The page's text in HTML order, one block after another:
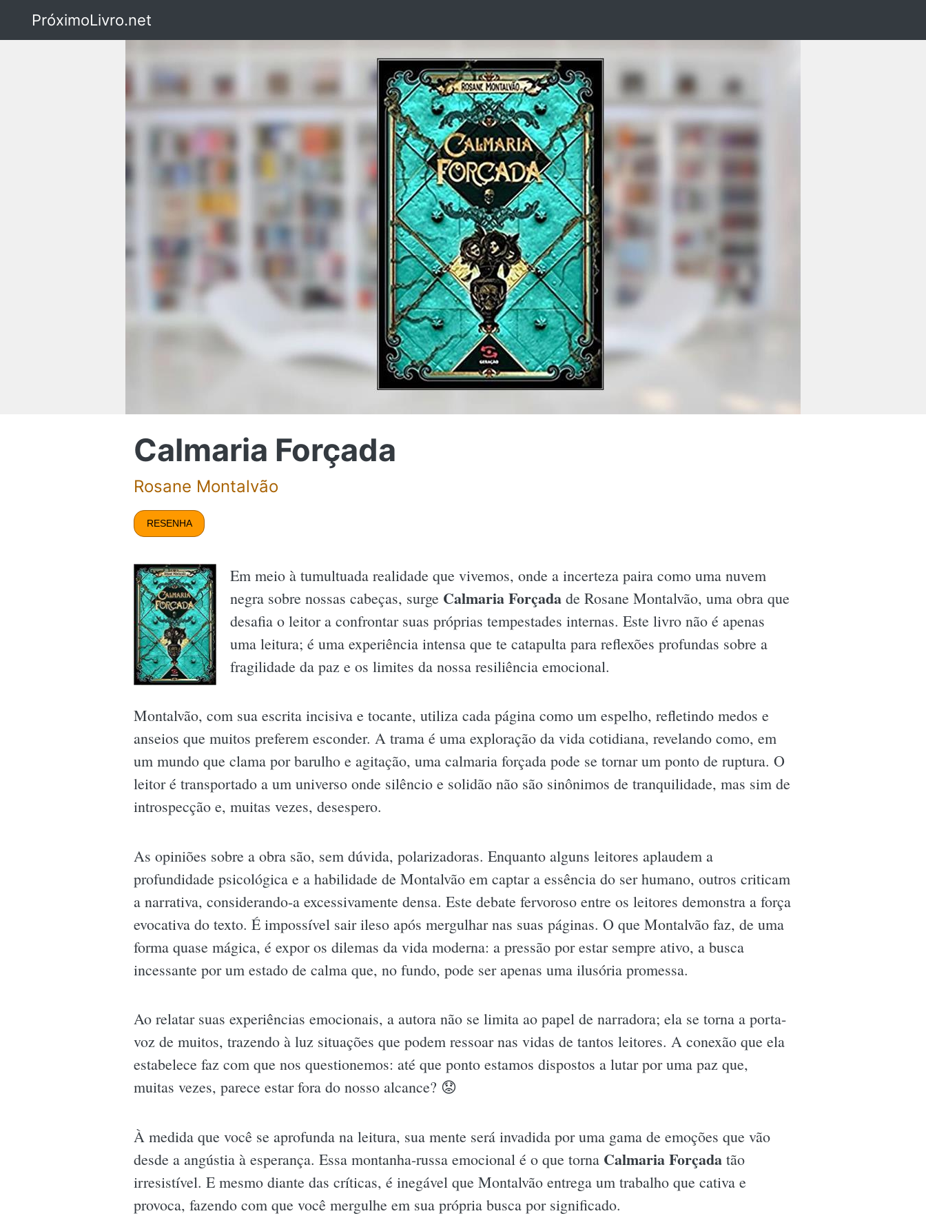
PróximoLivro.net
Calmaria Forçada
Rosane Montalvão
RESENHA
Em meio à tumultuada realidade que vivemos, onde a incerteza paira como uma nuvem
negra sobre nossas cabeças, surge Calmaria Forçada de Rosane Montalvão, uma obra que
desafia o leitor a confrontar suas próprias tempestades internas. Este livro não é apenas
uma leitura; é uma experiência intensa que te catapulta para reflexões profundas sobre a
fragilidade da paz e os limites da nossa resiliência emocional.
Montalvão, com sua escrita incisiva e tocante, utiliza cada página como um espelho, refletindo medos e
anseios que muitos preferem esconder. A trama é uma exploração da vida cotidiana, revelando como, em
um mundo que clama por barulho e agitação, uma calmaria forçada pode se tornar um ponto de ruptura. O
leitor é transportado a um universo onde silêncio e solidão não são sinônimos de tranquilidade, mas sim de
introspecção e, muitas vezes, desespero.
As opiniões sobre a obra são, sem dúvida, polarizadoras. Enquanto alguns leitores aplaudem a
profundidade psicológica e a habilidade de Montalvão em captar a essência do ser humano, outros criticam
a narrativa, considerando-a excessivamente densa. Este debate fervoroso entre os leitores demonstra a força
evocativa do texto. É impossível sair ileso após mergulhar nas suas páginas. O que Montalvão faz, de uma
forma quase mágica, é expor os dilemas da vida moderna: a pressão por estar sempre ativo, a busca
incessante por um estado de calma que, no fundo, pode ser apenas uma ilusória promessa.
Ao relatar suas experiências emocionais, a autora não se limita ao papel de narradora; ela se torna a porta-
voz de muitos, trazendo à luz situações que podem ressoar nas vidas de tantos leitores. A conexão que ela
estabelece faz com que nos questionemos: até que ponto estamos dispostos a lutar por uma paz que,
muitas vezes, parece estar fora do nosso alcance? 😟
À medida que você se aprofunda na leitura, sua mente será invadida por uma gama de emoções que vão
desde a angústia à esperança. Essa montanha-russa emocional é o que torna Calmaria Forçada tão
irresistível. E mesmo diante das críticas, é inegável que Montalvão entrega um trabalho que cativa e
provoca, fazendo com que você mergulhe em sua própria busca por significado.